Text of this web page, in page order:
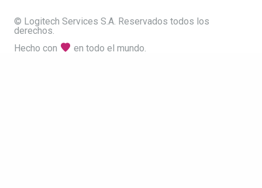
© Logitech Services S.A. Reservados todos los
derechos.
Hecho con
en todo el mundo.